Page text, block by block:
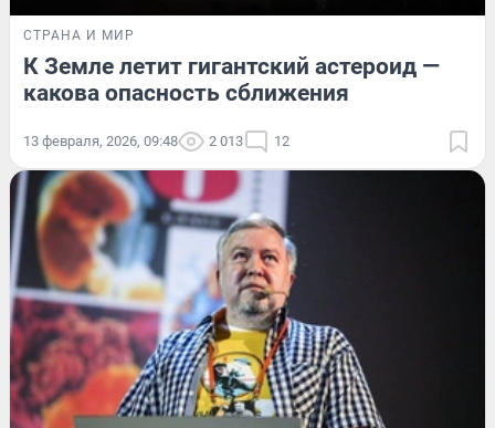
СТРАНА И МИР
К Земле летит гигантский астероид —
какова опасность сближения
13 февраля, 2026, 09:48 2 013 12